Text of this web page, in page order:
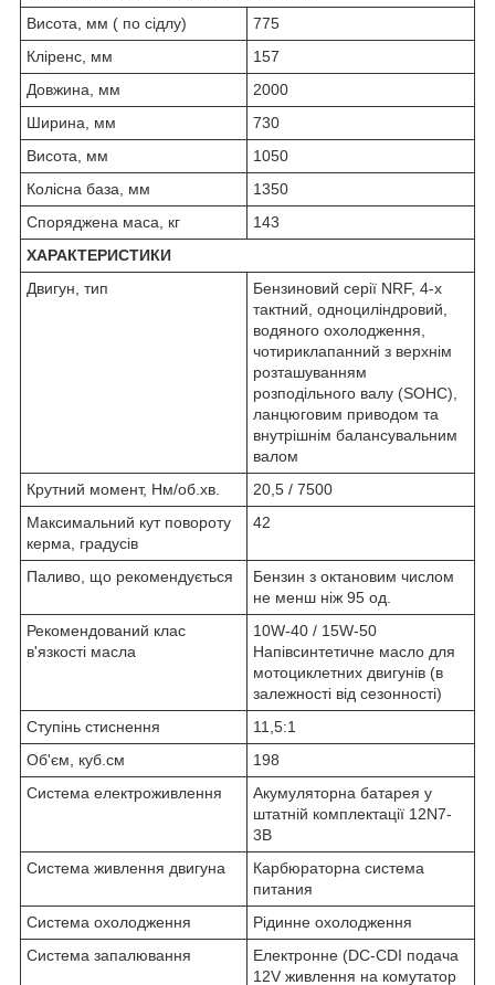
Висота, мм ( по сідлу)
775
Кліренс, мм
157
Довжина, мм
2000
Ширина, мм
730
Висота, мм
1050
Колісна база, мм
1350
Споряджена маса, кг
143
ХАРАКТЕРИСТИКИ
Двигун, тип
Бензиновий серії NRF, 4-х
тактний, одноциліндровий,
водяного охолодження,
чотириклапанний з верхнім
розташуванням
розподільного валу (SOHC),
ланцюговим приводом та
внутрішнім балансувальним
валом
Крутний момент, Нм/об.хв.
20,5 / 7500
Максимальний кут повороту
керма, градусів
42
Паливо, що рекомендується
Бензин з октановим числом
не менш ніж 95 од.
Рекомендований клас
в'язкості масла
10W-40 / 15W-50
Напівсинтетичне масло для
мотоциклетних двигунів (в
залежності від сезонності)
Ступінь стиснення
11,5:1
Об'єм, куб.см
198
Система електроживлення
Акумуляторна батарея у
штатній комплектації 12N7-
3B
Система живлення двигуна
Карбюраторна система
питания
Система охолодження
Рідинне охолодження
Система запалювання
Електронне (DC-CDI подача
12V живлення на комутатор